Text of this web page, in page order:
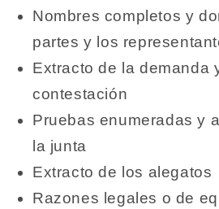
Nombres completos y
partes y los
Extracto de la demanda
contestación
Pruebas enumeradas y
la junta
Extracto de los alegatos
Razones legales o de